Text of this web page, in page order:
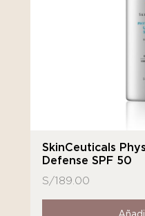
SkinCeuticals
Defense SPF 50
S/189.00